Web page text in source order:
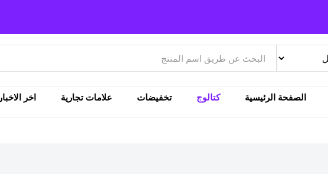
الصفحة الرئيسية كتالوج تخفيضات علامات تجارية اخر الاخبار